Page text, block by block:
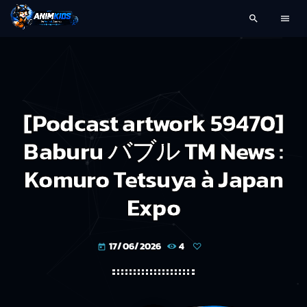
search menu
[Podcast artwork 59470]
Baburu バブル TM News :
Komuro Tetsuya à Japan
Expo
today 17/06/2026 4